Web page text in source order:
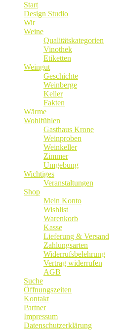
Start
Design Studio
Wir
Weine
Qualitätskategorien
Vinothek
Etiketten
Weingut
Geschichte
Weinberge
Keller
Fakten
Wärme
Wohlfühlen
Gasthaus Krone
Weinproben
Weinkeller
Zimmer
Umgebung
Wichtiges
Veranstaltungen
Shop
Mein Konto
Wishlist
Warenkorb
Kasse
Lieferung & Versand
Zahlungsarten
Widerrufsbelehrung
Vertrag widerrufen
AGB
Suche
Öffnungszeiten
Kontakt
Partner
Impressum
Datenschutzerklärung